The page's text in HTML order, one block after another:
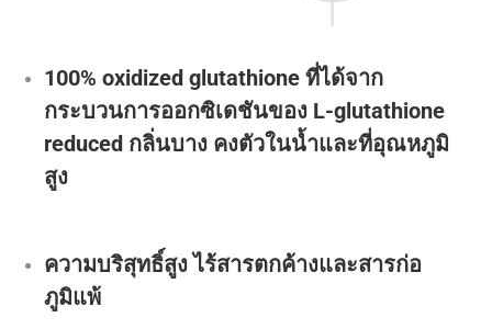
100% oxidized glutathione ที่ได้จาก
กระบวนการออกซิเดชันของ L-glutathione
reduced กลิ่นบาง คงตัวในน้ำและที่อุณหภูมิ
สูง
ความบริสุทธิ์สูง ไร้สารตกค้างและสารก่อ
ภูมิแพ้